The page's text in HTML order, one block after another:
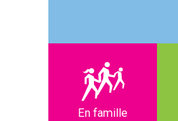
En famille